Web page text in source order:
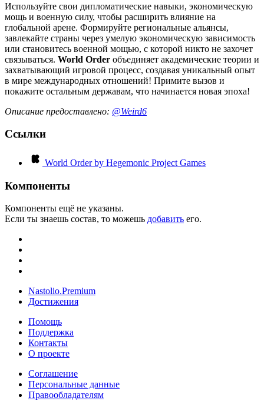
Используйте свои дипломатические навыки, экономическую
мощь и военную силу, чтобы расширить влияние на
глобальной арене. Формируйте региональные альянсы,
завлекайте страны через умелую экономическую зависимость
или становитесь военной мощью, с которой никто не захочет
связываться. World Order объединяет академические теории и
захватывающий игровой процесс, создавая уникальный опыт
в мире международных отношений! Примите вызов и
покажите остальным державам, что начинается новая эпоха!
Описание предоставлено: @Weird6
Ссылки
World Order by Hegemonic Project Games
Компоненты
Компоненты ещё не указаны.
Если ты знаешь состав, то можешь добавить его.
Nastolio.Premium
Достижения
Помощь
Поддержка
Контакты
О проекте
Соглашение
Персональные данные
Правообладателям